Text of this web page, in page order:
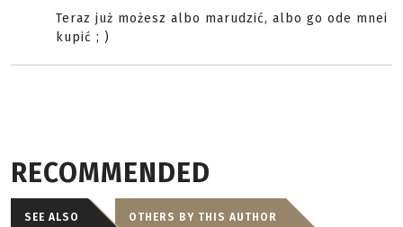
Teraz już możesz albo marudzić, albo go ode mnei
kupić ; )
RECOMMENDED
SEE ALSO OTHERS BY THIS AUTHOR